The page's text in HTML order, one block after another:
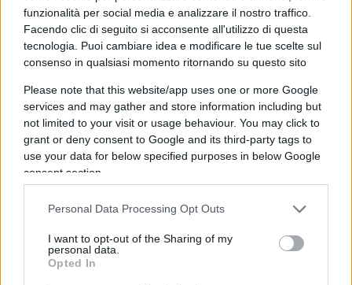
funzionalità per social media e analizzare il nostro traffico.
Facendo clic di seguito si acconsente all'utilizzo di questa
tecnologia. Puoi cambiare idea e modificare le tue scelte sul
consenso in qualsiasi momento ritornando su questo sito
Please note that this website/app uses one or more Google
services and may gather and store information including but
not limited to your visit or usage behaviour. You may click to
grant or deny consent to Google and its third-party tags to
use your data for below specified purposes in below Google
consent section.
Personal Data Processing Opt Outs
I want to opt-out of the Sharing of my
personal data.
Opted In
che con i due alleati dovrebbe vedersi nel
pomeriggio. Fratelli d’Italia è “ottimista”, tanto che
Giovanni Donzelli,altro uomo forte di Fdi,
assicura che pure la lista dei ministri sarebbe
praticamente pronta. Nessuno ne ha ancora
parlato chiaramente, fa notare, solo perché ad
oggi non c’è un presidente del consiglio
formalmente incaricato. Prima di allora, bisogna
Repubblica. Poi si vedrà. “L’incontro” fra i leader di
oggi pomeriggio, parola di Fazzolari, “servirà a
delineare meglio il quadro perché ovviamente è